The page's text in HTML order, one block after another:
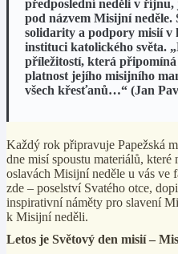
předposlední neděli v říjnu,
pod názvem Misijní neděle.
solidarity a podpory misií v
instituci katolického světa.
příležitostí, která
platnost jejího misijního
všech křesťanů…“ (Jan
Každý rok připravuje Papežská
dne misí spoustu materiálů,
oslavách Misijní neděle u vás ve
zde – poselství Svatého otce,
inspirativní náměty pro slavení
k Misijní neděli.
Letos je Světový den misií –